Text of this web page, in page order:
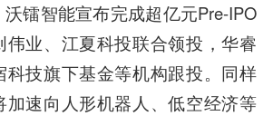
镭智能宣布完成超亿元Pre-IPO
伟业、江夏科投联合领投，华睿
科技旗下基金等机构跟投。同样
加速向人形机器人、低空经济等